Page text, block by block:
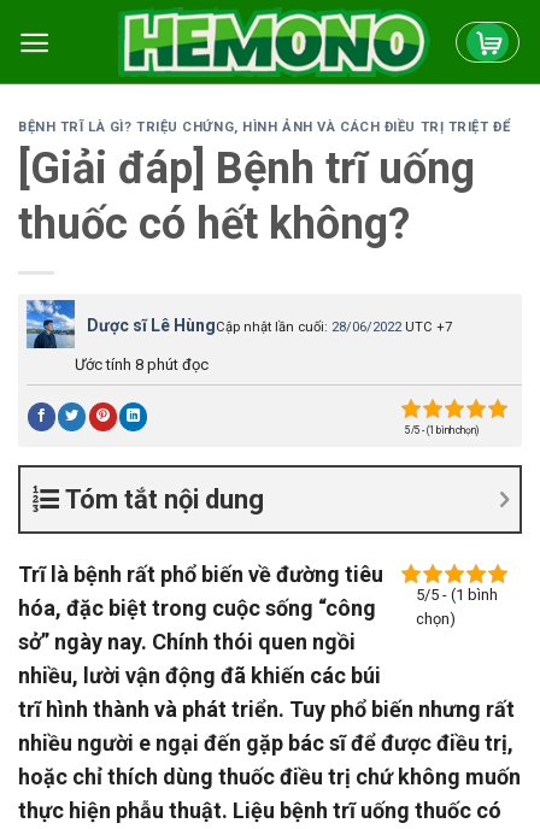
BỆNH TRĨ LÀ GÌ? TRIỆU CHỨNG, HÌNH ẢNH VÀ CÁCH ĐIỀU TRỊ TRIỆT ĐỂ
[Giải đáp] Bệnh trĩ uống
thuốc có hết không?
Dược sĩ Lê HùngCập nhật lần cuối: 28/06/2022 UTC +7
Ước tính 8 phút đọc
5/5 - (1 bình chọn)
Tóm tắt nội dung
5/5 - (1 bình
chọn)
Trĩ là bệnh rất phổ biến về đường tiêu
hóa, đặc biệt trong cuộc sống “công
sở” ngày nay. Chính thói quen ngồi
nhiều, lười vận động đã khiến các búi
trĩ hình thành và phát triển. Tuy phổ biến nhưng rất
nhiều người e ngại đến gặp bác sĩ để được điều trị,
hoặc chỉ thích dùng thuốc điều trị chứ không muốn
thực hiện phẫu thuật. Liệu bệnh trĩ uống thuốc có